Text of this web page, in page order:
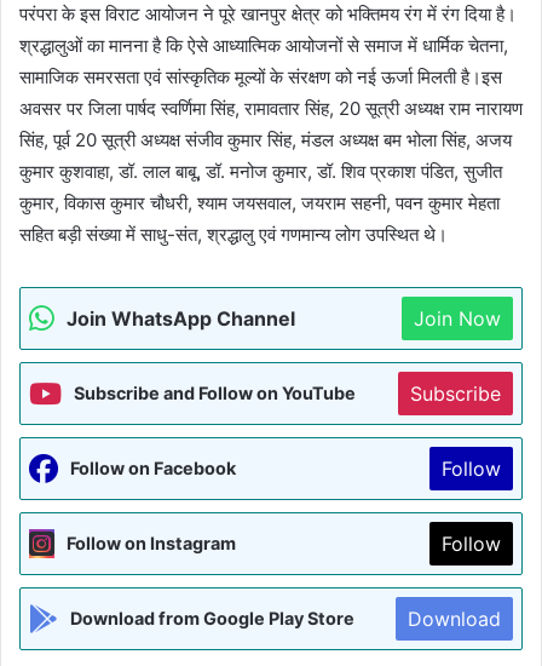
परंपरा के इस विराट आयोजन ने पूरे खानपुर क्षेत्र को भक्तिमय रंग में रंग दिया है।
श्रद्धालुओं का मानना है कि ऐसे आध्यात्मिक आयोजनों से समाज में धार्मिक चेतना,
सामाजिक समरसता एवं सांस्कृतिक मूल्यों के संरक्षण को नई ऊर्जा मिलती है।इस
अवसर पर जिला पार्षद स्वर्णिमा सिंह, रामावतार सिंह, 20 सूत्री अध्यक्ष राम नारायण
सिंह, पूर्व 20 सूत्री अध्यक्ष संजीव कुमार सिंह, मंडल अध्यक्ष बम भोला सिंह, अजय
कुमार कुशवाहा, डॉ. लाल बाबू, डॉ. मनोज कुमार, डॉ. शिव प्रकाश पंडित, सुजीत
कुमार, विकास कुमार चौधरी, श्याम जयसवाल, जयराम सहनी, पवन कुमार मेहता
सहित बड़ी संख्या में साधु-संत, श्रद्धालु एवं गणमान्य लोग उपस्थित थे।
Join WhatsApp Channel Join Now
Subscribe and Follow on YouTube Subscribe
Follow on Facebook Follow
Follow on Instagram Follow
Download from Google Play Store Download